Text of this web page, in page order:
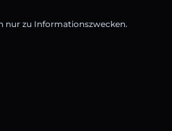
nur zu Informationszwecken.